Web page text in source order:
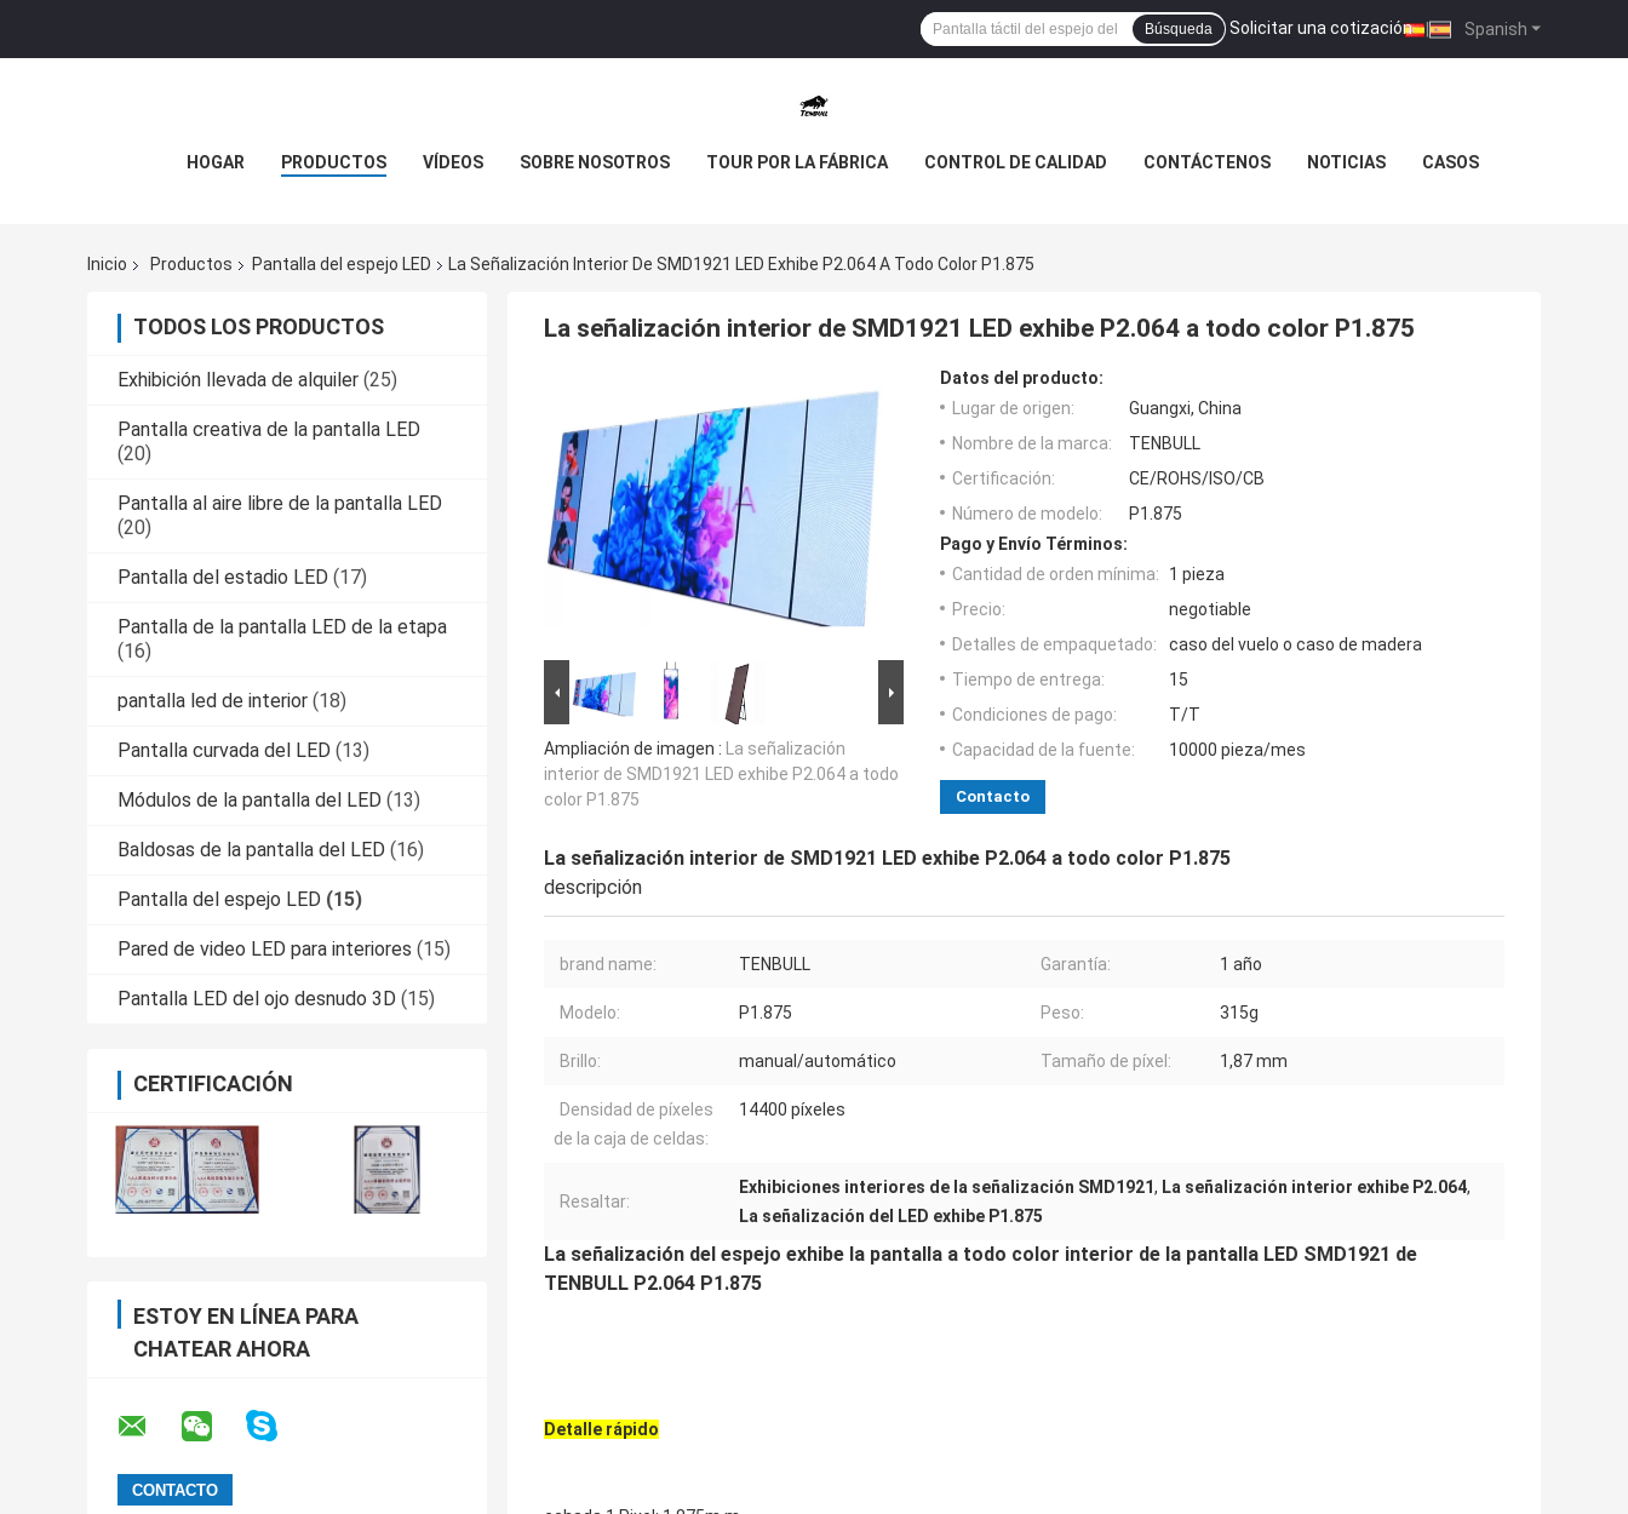
Spanish
Solicitar una cotización |
Búsqueda
HOGAR PRODUCTOS VÍDEOS SOBRE NOSOTROS TOUR POR LA FÁBRICA CONTROL DE CALIDAD CONTÁCTENOS NOTICIAS CASOS
Inicio Productos Pantalla del espejo LED La Señalización Interior De SMD1921 LED Exhibe P2.064 A Todo Color P1.875
TODOS LOS PRODUCTOS
Exhibición llevada de alquiler (25)
Pantalla creativa de la pantalla LED
(20)
Pantalla al aire libre de la pantalla LED
(20)
Pantalla del estadio LED (17)
Pantalla de la pantalla LED de la etapa
(16)
pantalla led de interior (18)
Pantalla curvada del LED (13)
Módulos de la pantalla del LED (13)
Baldosas de la pantalla del LED (16)
Pantalla del espejo LED (15)
Pared de video LED para interiores (15)
Pantalla LED del ojo desnudo 3D (15)
CERTIFICACIÓN
ESTOY EN LÍNEA PARA
CHATEAR AHORA
La señalización interior de SMD1921 LED exhibe P2.064 a todo color P1.875
Ampliación de imagen : La señalización
interior de SMD1921 LED exhibe P2.064 a todo
color P1.875
Datos del producto:
Lugar de origen:
Guangxi, China
Nombre de la marca:
TENBULL
Certificación:
CE/ROHS/ISO/CB
Número de modelo:
P1.875
Pago y Envío Términos:
Cantidad de orden mínima:
1 pieza
Precio:
negotiable
Detalles de empaquetado:
caso del vuelo o caso de madera
Tiempo de entrega:
15
Condiciones de pago:
T/T
Capacidad de la fuente:
10000 pieza/mes
Contacto
La señalización interior de SMD1921 LED exhibe P2.064 a todo color P1.875
descripción
brand name: TENBULL Garantía: 1 año
Modelo: P1.875 Peso: 315g
Brillo: manual/automático Tamaño de píxel: 1,87 mm
Densidad de píxeles
de la caja de celdas:
14400 píxeles
Resaltar:
Exhibiciones interiores de la señalización SMD1921, La señalización interior exhibe P2.064,
La señalización del LED exhibe P1.875
La señalización del espejo exhibe la pantalla a todo color interior de la pantalla LED SMD1921 de
TENBULL P2.064 P1.875
Detalle rápido